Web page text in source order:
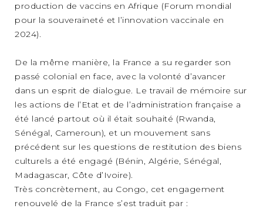
production de vaccins en Afrique (Forum mondial
pour la souveraineté et l’innovation vaccinale en
2024).
De la même manière, la France a su regarder son
passé colonial en face, avec la volonté d’avancer
dans un esprit de dialogue. Le travail de mémoire sur
les actions de l’Etat et de l’administration française a
été lancé partout où il était souhaité (Rwanda,
Sénégal, Cameroun), et un mouvement sans
précédent sur les questions de restitution des biens
culturels a été engagé (Bénin, Algérie, Sénégal,
Madagascar, Côte d’Ivoire).
Très concrètement, au Congo, cet engagement
renouvelé de la France s’est traduit par :